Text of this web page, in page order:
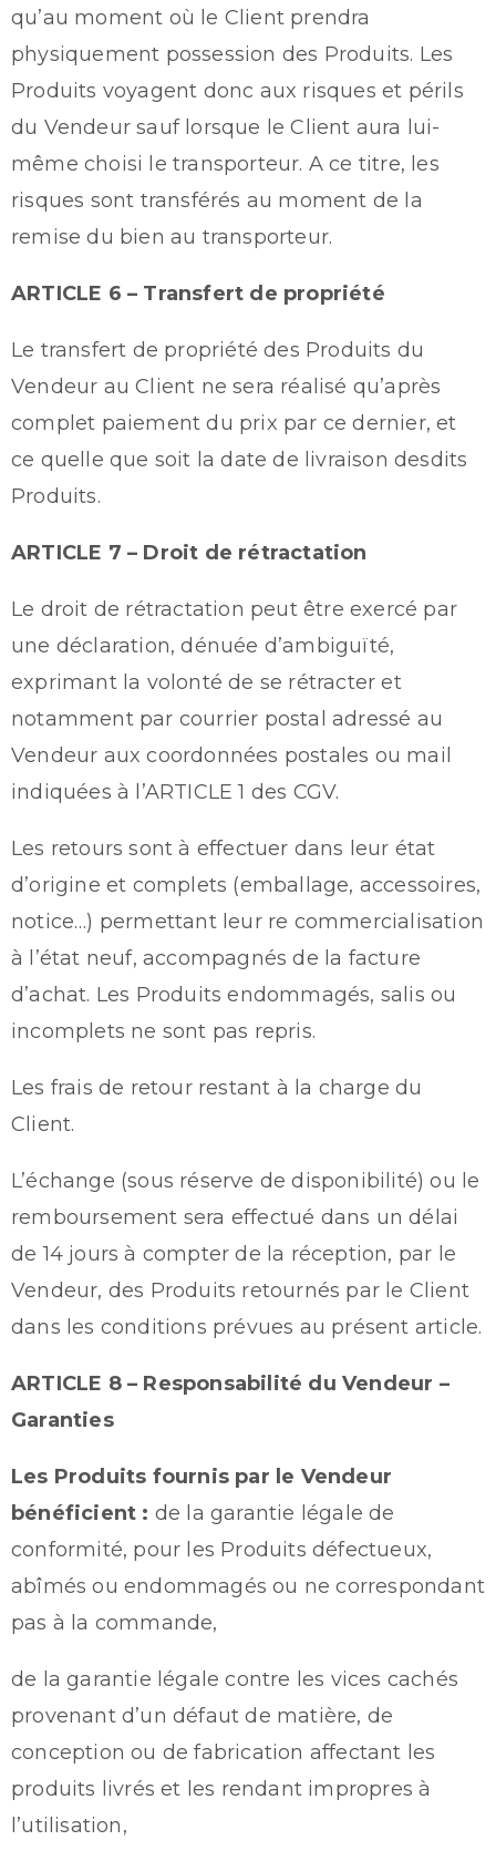
qu’au moment où le Client prendra
physiquement possession des Produits. Les
Produits voyagent donc aux risques et périls
du Vendeur sauf lorsque le Client aura lui-
même choisi le transporteur. A ce titre, les
risques sont transférés au moment de la
remise du bien au transporteur.
ARTICLE 6 – Transfert de propriété
Le transfert de propriété des Produits du
Vendeur au Client ne sera réalisé qu’après
complet paiement du prix par ce dernier, et
ce quelle que soit la date de livraison desdits
Produits.
ARTICLE 7 – Droit de rétractation
Le droit de rétractation peut être exercé par
une déclaration, dénuée d’ambiguïté,
exprimant la volonté de se rétracter et
notamment par courrier postal adressé au
Vendeur aux coordonnées postales ou mail
indiquées à l’ARTICLE 1 des CGV.
Les retours sont à effectuer dans leur état
d’origine et complets (emballage, accessoires,
notice…) permettant leur re commercialisation
à l’état neuf, accompagnés de la facture
d’achat. Les Produits endommagés, salis ou
incomplets ne sont pas repris.
Les frais de retour restant à la charge du
Client.
L’échange (sous réserve de disponibilité) ou le
remboursement sera effectué dans un délai
de 14 jours à compter de la réception, par le
Vendeur, des Produits retournés par le Client
dans les conditions prévues au présent article.
ARTICLE 8 – Responsabilité du Vendeur –
Garanties
Les Produits fournis par le Vendeur
bénéficient : de la garantie légale de
conformité, pour les Produits défectueux,
abîmés ou endommagés ou ne correspondant
pas à la commande,
de la garantie légale contre les vices cachés
provenant d’un défaut de matière, de
conception ou de fabrication affectant les
produits livrés et les rendant impropres à
l’utilisation,